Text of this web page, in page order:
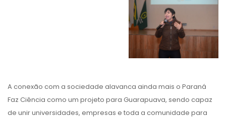
A conexão com a sociedade alavanca ainda mais o Paraná
Faz Ciência como um projeto para Guarapuava, sendo capaz
de unir universidades, empresas e toda a comunidade para